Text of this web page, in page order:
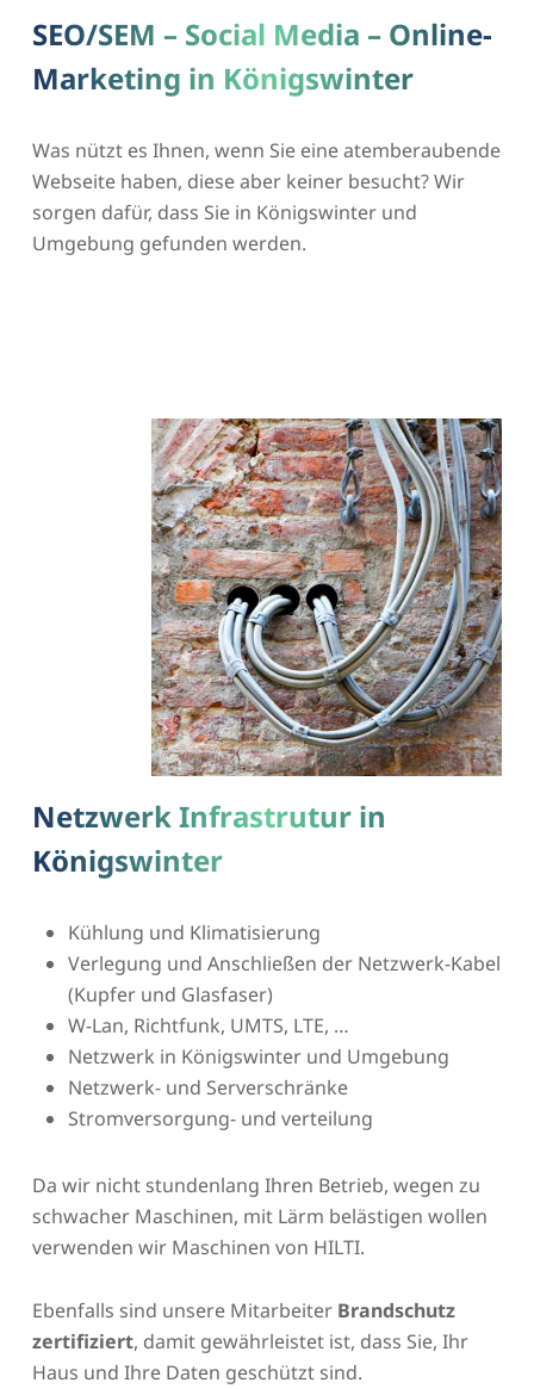
SEO/SEM – Social Media – Online-
Marketing in Königswinter
Was nützt es Ihnen, wenn Sie eine atemberaubende
Webseite haben, diese aber keiner besucht? Wir
sorgen dafür, dass Sie in Königswinter und
Umgebung gefunden werden.
Netzwerk Infrastrutur in
Königswinter
Kühlung und Klimatisierung
Verlegung und Anschließen der Netzwerk-Kabel
(Kupfer und Glasfaser)
W-Lan, Richtfunk, UMTS, LTE, …
Netzwerk in Königswinter und Umgebung
Netzwerk- und Serverschränke
Stromversorgung- und verteilung
Da wir nicht stundenlang Ihren Betrieb, wegen zu
schwacher Maschinen, mit Lärm belästigen wollen
verwenden wir Maschinen von HILTI.
Ebenfalls sind unsere Mitarbeiter Brandschutz
zertifiziert, damit gewährleistet ist, dass Sie, Ihr
Haus und Ihre Daten geschützt sind.